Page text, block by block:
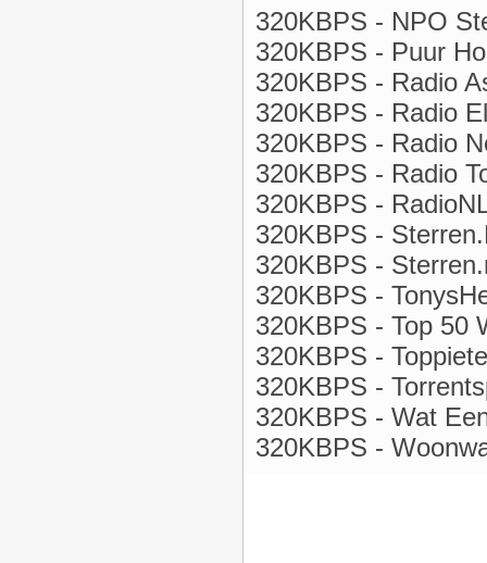
320KBPS - NPO
320KBPS - Puur
320KBPS - Radio
320KBPS - Radio
320KBPS - Radio
320KBPS - Radio
320KBPS -
320KBPS -
320KBPS -
320KBPS -
320KBPS - Top 50
320KBPS -
320KBPS -
320KBPS - Wat
320KBPS -